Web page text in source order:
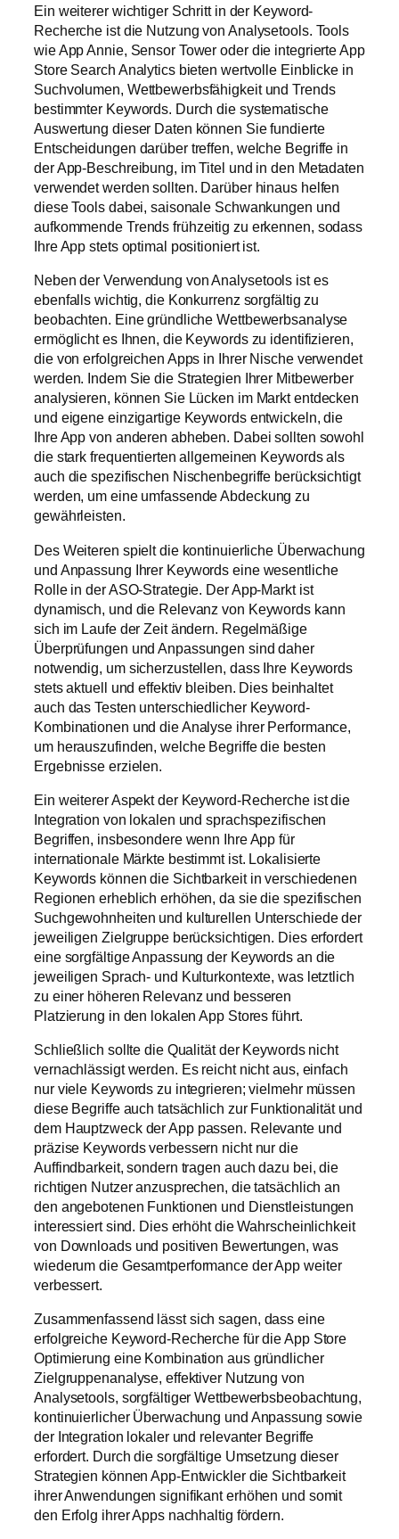
Ein weiterer wichtiger Schritt in der Keyword-
Recherche ist die Nutzung von Analysetools. Tools
wie App Annie, Sensor Tower oder die integrierte App
Store Search Analytics bieten wertvolle Einblicke in
Suchvolumen, Wettbewerbsfähigkeit und Trends
bestimmter Keywords. Durch die systematische
Auswertung dieser Daten können Sie fundierte
Entscheidungen darüber treffen, welche Begriffe in
der App-Beschreibung, im Titel und in den Metadaten
verwendet werden sollten. Darüber hinaus helfen
diese Tools dabei, saisonale Schwankungen und
aufkommende Trends frühzeitig zu erkennen, sodass
Ihre App stets optimal positioniert ist.
Neben der Verwendung von Analysetools ist es
ebenfalls wichtig, die Konkurrenz sorgfältig zu
beobachten. Eine gründliche Wettbewerbsanalyse
ermöglicht es Ihnen, die Keywords zu identifizieren,
die von erfolgreichen Apps in Ihrer Nische verwendet
werden. Indem Sie die Strategien Ihrer Mitbewerber
analysieren, können Sie Lücken im Markt entdecken
und eigene einzigartige Keywords entwickeln, die
Ihre App von anderen abheben. Dabei sollten sowohl
die stark frequentierten allgemeinen Keywords als
auch die spezifischen Nischenbegriffe berücksichtigt
werden, um eine umfassende Abdeckung zu
gewährleisten.
Des Weiteren spielt die kontinuierliche Überwachung
und Anpassung Ihrer Keywords eine wesentliche
Rolle in der ASO-Strategie. Der App-Markt ist
dynamisch, und die Relevanz von Keywords kann
sich im Laufe der Zeit ändern. Regelmäßige
Überprüfungen und Anpassungen sind daher
notwendig, um sicherzustellen, dass Ihre Keywords
stets aktuell und effektiv bleiben. Dies beinhaltet
auch das Testen unterschiedlicher Keyword-
Kombinationen und die Analyse ihrer Performance,
um herauszufinden, welche Begriffe die besten
Ergebnisse erzielen.
Ein weiterer Aspekt der Keyword-Recherche ist die
Integration von lokalen und sprachspezifischen
Begriffen, insbesondere wenn Ihre App für
internationale Märkte bestimmt ist. Lokalisierte
Keywords können die Sichtbarkeit in verschiedenen
Regionen erheblich erhöhen, da sie die spezifischen
Suchgewohnheiten und kulturellen Unterschiede der
jeweiligen Zielgruppe berücksichtigen. Dies erfordert
eine sorgfältige Anpassung der Keywords an die
jeweiligen Sprach- und Kulturkontexte, was letztlich
zu einer höheren Relevanz und besseren
Platzierung in den lokalen App Stores führt.
Schließlich sollte die Qualität der Keywords nicht
vernachlässigt werden. Es reicht nicht aus, einfach
nur viele Keywords zu integrieren; vielmehr müssen
diese Begriffe auch tatsächlich zur Funktionalität und
dem Hauptzweck der App passen. Relevante und
präzise Keywords verbessern nicht nur die
Auffindbarkeit, sondern tragen auch dazu bei, die
richtigen Nutzer anzusprechen, die tatsächlich an
den angebotenen Funktionen und Dienstleistungen
interessiert sind. Dies erhöht die Wahrscheinlichkeit
von Downloads und positiven Bewertungen, was
wiederum die Gesamtperformance der App weiter
verbessert.
Zusammenfassend lässt sich sagen, dass eine
erfolgreiche Keyword-Recherche für die App Store
Optimierung eine Kombination aus gründlicher
Zielgruppenanalyse, effektiver Nutzung von
Analysetools, sorgfältiger Wettbewerbsbeobachtung,
kontinuierlicher Überwachung und Anpassung sowie
der Integration lokaler und relevanter Begriffe
erfordert. Durch die sorgfältige Umsetzung dieser
Strategien können App-Entwickler die Sichtbarkeit
ihrer Anwendungen signifikant erhöhen und somit
den Erfolg ihrer Apps nachhaltig fördern.